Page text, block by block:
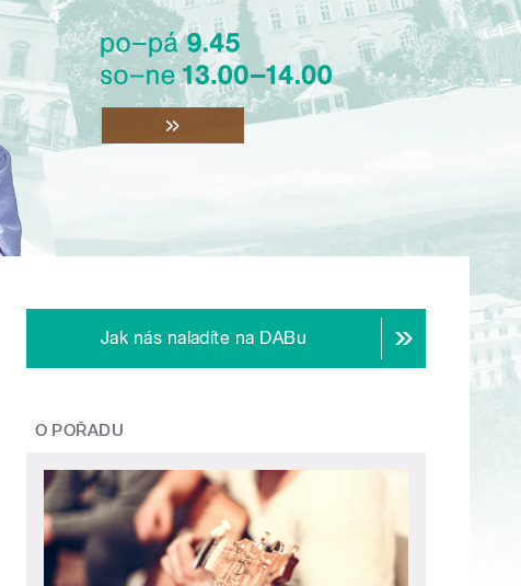
Jak nás naladíte na DABu
O POŘADU